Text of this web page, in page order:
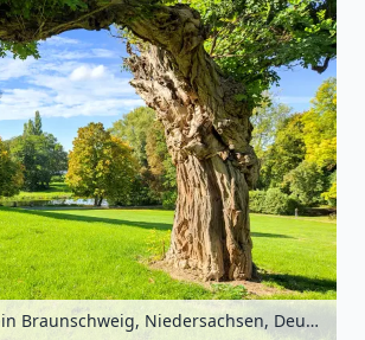
Park Richmond in Braunschweig, Niedersachsen, Deutschland